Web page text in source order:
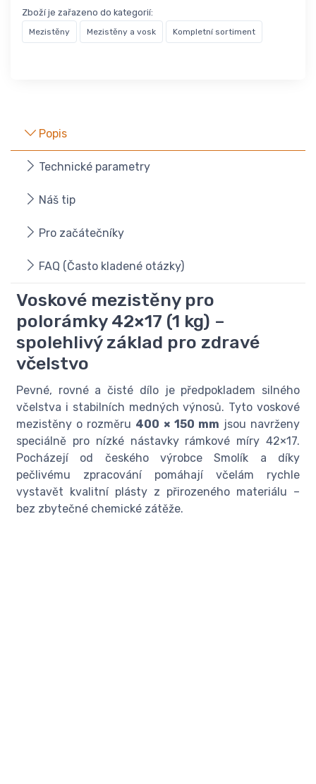
Zboží je zařazeno do kategorií:
Mezistěny Mezistěny a vosk Kompletní sortiment
Popis
Technické parametry
Náš tip
Pro začátečníky
FAQ (Často kladené otázky)
Voskové mezistěny pro
polorámky 42×17 (1 kg) –
spolehlivý základ pro zdravé
včelstvo
Pevné, rovné a čisté dílo je předpokladem silného
včelstva i stabilních medných výnosů. Tyto voskové
mezistěny o rozměru 400 × 150 mm jsou navrženy
speciálně pro nízké nástavky rámkové míry 42×17.
Pocházejí od českého výrobce Smolík a díky
pečlivému zpracování pomáhají včelám rychle
vystavět kvalitní plásty z přirozeného materiálu –
bez zbytečné chemické zátěže.